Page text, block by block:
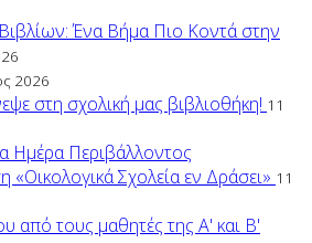
Ένα Βήμα Πιο Κοντά στην
2026
στη σχολική μας βιβλιοθήκη! 11
Ημέρα Περιβάλλοντος
«Οικολογικά Σχολεία εν Δράσει» 11
από τους μαθητές της Α' και Β'